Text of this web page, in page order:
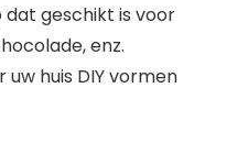
geschikt is voor
enz.
huis DIY vormen